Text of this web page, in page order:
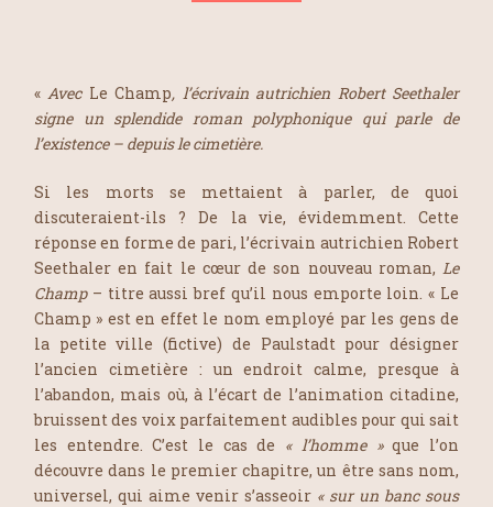
« Avec Le Champ, l’écrivain autrichien Robert Seethaler
signe un splendide roman polyphonique qui parle de
l’existence – depuis le cimetière.
Si les morts se mettaient à parler, de quoi
discuteraient-ils ? De la vie, évidemment. Cette
réponse en forme de pari, l’écrivain autrichien Robert
Seethaler en fait le cœur de son nouveau roman, Le
Champ– titre aussi bref qu’il nous emporte loin. « Le
Champ » est en effet le nom employé par les gens de
la petite ville (fictive) de Paulstadt pour désigner
l’ancien cimetière : un endroit calme, presque à
l’abandon, mais où, à l’écart de l’animation citadine,
bruissent des voix parfaitement audibles pour qui sait
les entendre. C’est le cas de « l’homme »que l’on
découvre dans le premier chapitre, un être sans nom,
universel, qui aime venir s’asseoir « sur un banc sous